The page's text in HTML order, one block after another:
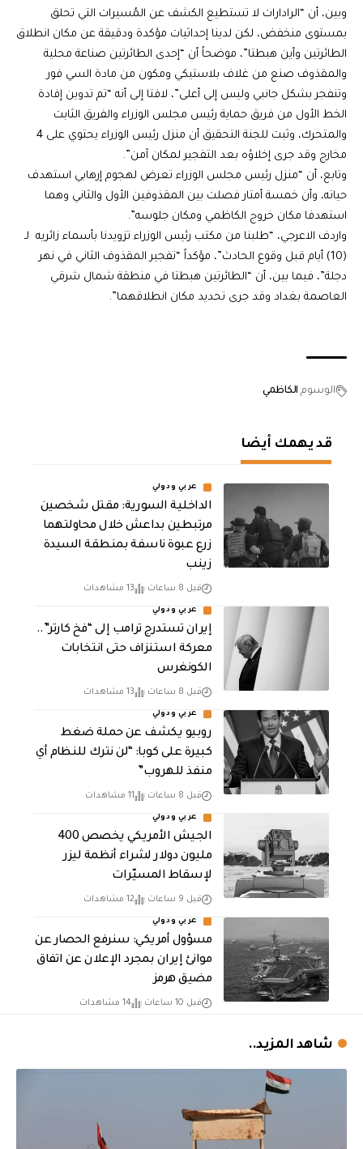
وبين، أن “الرادارات لا تستطيع الكشف عن المُسيرات التي تحلق
بمستوى منخفض، لكن لدينا إحداثيات مؤكدة ودقيقة عن مكان انطلاق
الطائرتين وأين هبطتا”، موضحاً أن “إحدى الطائرتين صناعة محلية
والمقذوف صنع من غلاف بلاستيكي ومكون من مادة السي فور
وتنفجر بشكل جانبي وليس إلى أعلى”، لافتا إلى أنه “تم تدوين إفادة
الخط الأول من فريق حماية رئيس مجلس الوزراء والفريق الثابت
والمتحرك، وثبت للجنة التحقيق أن منزل رئيس الوزراء يحتوي على 4
مخارج وقد جرى إخلاؤه بعد التفجير لمكان آمن”.
وتابع، أن “منزل رئيس مجلس الوزراء تعرض لهجوم إرهابي استهدف
حياته، وأن خمسة أمتار فصلت بين المقذوفين الأول والثاني وهما
استهدفا مكان خروج الكاظمي ومكان جلوسه”.
واردف الاعرجي، “طلبنا من مكتب رئيس الوزراء تزويدنا بأسماء زائريه لـ
(10) أيام قبل وقوع الحادث”، مؤكداً “تفجير المقذوف الثاني في نهر
دجلة”، فيما بين، أن “الطائرتين هبطتا في منطقة شمال شرقي
العاصمة بغداد وقد جرى تحديد مكان انطلاقهما”.
الوسوم الكاظمي
قد يهمك أيضا
عربي ودولي
الداخلية السورية: مقتل شخصين
مرتبطين بداعش خلال محاولتهما
زرع عبوة ناسفة بمنطقة السيدة
زينب
قبل 8 ساعات 13 مشاهدات
عربي ودولي
إيران تستدرج ترامب إلى “فخ كارتر”..
معركة استنزاف حتى انتخابات
الكونغرس
قبل 8 ساعات 13 مشاهدات
عربي ودولي
روبيو يكشف عن حملة ضغط
كبيرة على كوبا: “لن نترك للنظام أي
منفذ للهروب”
قبل 8 ساعات 11 مشاهدات
عربي ودولي
الجيش الأمريكي يخصص 400
مليون دولار لشراء أنظمة ليزر
لإسقاط المسيّرات
قبل 9 ساعات 12 مشاهدات
عربي ودولي
مسؤول أمريكي: سنرفع الحصار عن
موانئ إيران بمجرد الإعلان عن اتفاق
مضيق هرمز
قبل 10 ساعات 14 مشاهدات
شاهد المزيد..